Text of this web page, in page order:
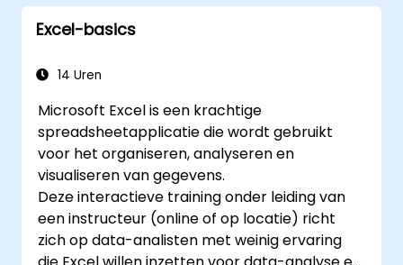
en prognoseberekeningen; eveneens kunt u
data: Excel maakt het mogelijk om
te werken aan gegevens in realtime, zodat
meerdere gebruikers gelijktijdig kunnen
bewerken. 7. Taakautomatisering: U kunt
taken automatiseren door gebruik te maken
van VBA (Visual Basic for Applications). Excel
vindt zijn toepassing in uiteenlopende
sectoren, zoals bedrijfsleven, wetenschap en
PivotTables en PivotCharts, evenals het
integreren van externe gegevens. Daarnaast
Analysis ToolPak en VBA-macros, waarmee
geautomatiseerd. Deze kennis helpt
professionals om onbewerkte cijfers om te
zetten in bruikbare financiële inzichten en
nauwkeurige voorspellingen voor strategisch
planningsproces.
Excel-basics
14 Uren
Microsoft Excel is een krachtige
spreadsheetapplicatie die wordt gebruikt
voor het organiseren, analyseren en
visualiseren van gegevens.
Deze interactieve training onder leiding van
een instructeur (online of op locatie) richt
zich op data-analisten met weinig ervaring